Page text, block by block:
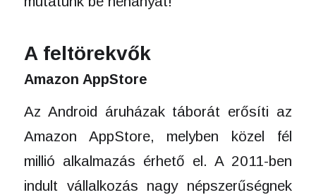
A feltörekvők
Amazon AppStore
Az Android áruházak táborát erősíti az
Amazon AppStore, melyben közel fél
millió alkalmazás érhető el. A 2011-ben
indult vállalkozás nagy népszerűségnek